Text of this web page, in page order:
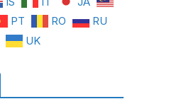
PT RO
RU
UK